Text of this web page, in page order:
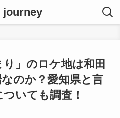
journey
り」のロケ地は和田
のか？愛知県と言
いても調査！